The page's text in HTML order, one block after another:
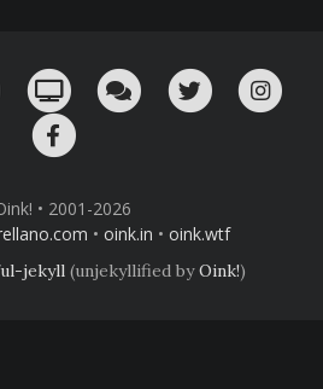
un email!
¡Nuestro canal en Telegram!
Oink! TV Charla con nosotros
Twitter
• 2001-2026
• oink.in • oink.wtf
jekyll (unjekyllified byOink!)